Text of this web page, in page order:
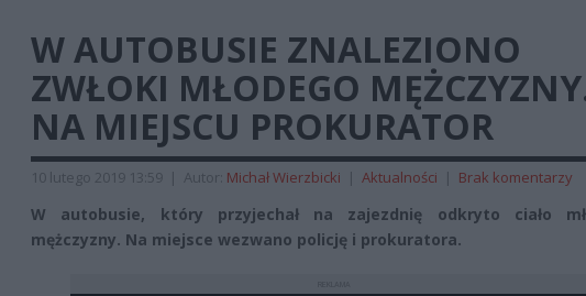
W AUTOBUSIE ZNALEZIONO
ZWŁOKI MŁODEGO
NA MIEJSCU PROKURATOR
10 lutego 2019 13:59 | Autor: Michał Wierzbicki | Aktualności | Brak komentarzy
W autobusie, który przyjechał na zajezdnię odkryto ciało
mężczyzny. Na miejsce wezwano policję i prokuratora.